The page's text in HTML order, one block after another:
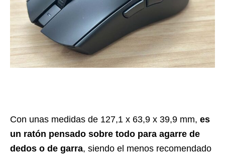
Con unas medidas de 127,1 x 63,9 x 39,9 mm, es
un ratón pensado sobre todo para agarre de
dedos o de garra, siendo el menos recomendado